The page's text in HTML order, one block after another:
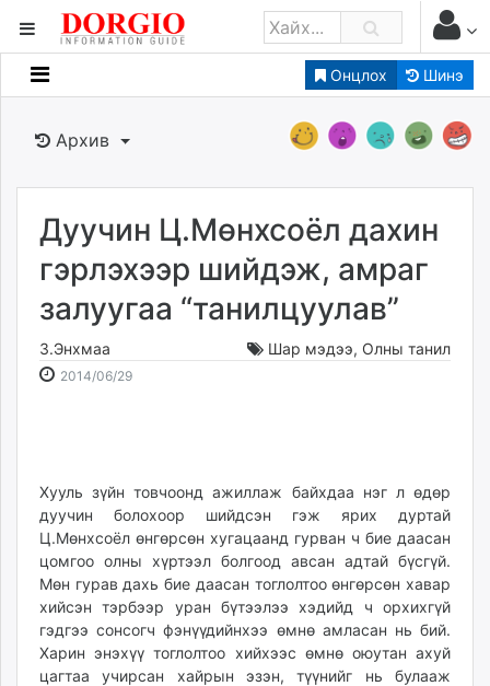
Онцлох Шинэ
Мэдээллийн
Банк санхүү
Бизнес ААН
Төрийн
Нийслэлийн
dorgio.mn
Gogo.mn
caak.mn
ikon.mn
mnb.mn
Livetv.mn
Eguur.mn
24tsag.mn
shuud.mn
eagle.mn
Архив
Дуучин Ц.Мөнхсоёл дахин
гэрлэхээр шийдэж, амраг
залуугаа “танилцуулав”
З.Энхмаа Шар мэдээ, Олны танил
2014/06/292014-
2026-
Хууль зүйн товчоонд ажиллаж байхдаа нэг л өдөр
дуучин болохоор шийдсэн гэж ярих дуртай
Ц.Мөнхсоёл өнгөрсөн хугацаанд гурван ч бие даасан
цомгоо олны хүртээл болгоод авсан адтай бүсгүй.
Мөн гурав дахь бие даасан тоглолтоо өнгөрсөн хавар
хийсэн тэрбээр уран бүтээлээ хэдийд ч орхихгүй
гэдгээ сонсогч фэнүүдийнхээ өмнө амласан нь бий.
Харин энэхүү тоглолтоо хийхээс өмнө оюутан ахуй
цагтаа учирсан хайрын эзэн, түүнийг нь булааж